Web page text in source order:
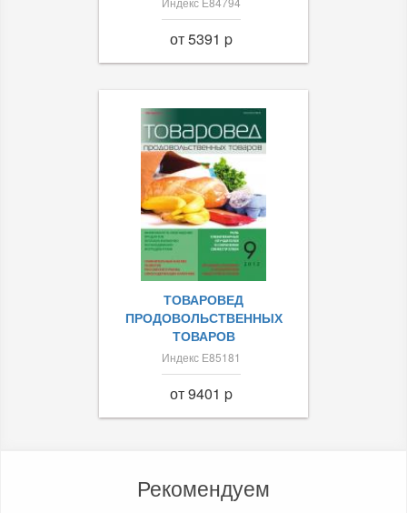
от 5391 p
ТОВАРОВЕД
ПРОДОВОЛЬСТВЕННЫХ
ТОВАРОВ
Индекс Е85181
от 9401 p
Рекомендуем